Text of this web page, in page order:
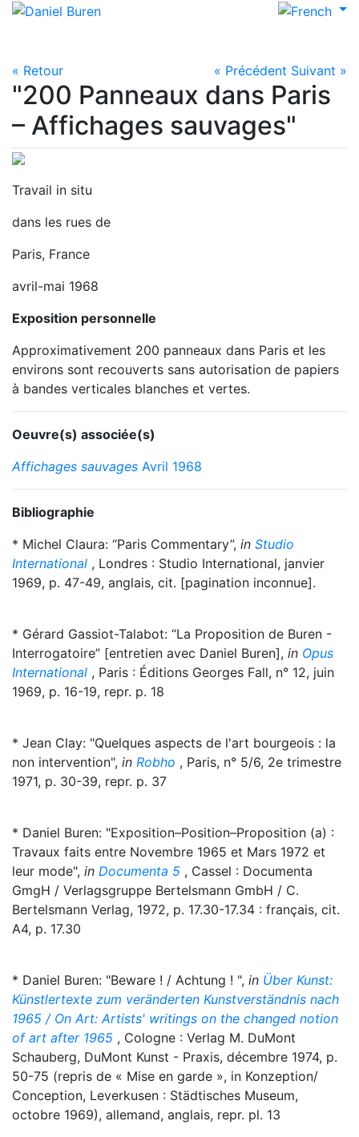
« Retour « Précédent Suivant »
"200 Panneaux dans Paris
– Affichages sauvages"
Travail in situ
dans les rues de
Paris, France
avril-mai 1968
Exposition personnelle
Approximativement 200 panneaux dans Paris et les
environs sont recouverts sans autorisation de papiers
à bandes verticales blanches et vertes.
Oeuvre(s) associée(s)
Affichages sauvages Avril 1968
Bibliographie
* Michel Claura: “Paris Commentary”, in Studio
International , Londres : Studio International, janvier
1969, p. 47-49, anglais, cit. [pagination inconnue].
* Gérard Gassiot-Talabot: “La Proposition de Buren -
Interrogatoire” [entretien avec Daniel Buren], in Opus
International , Paris : Éditions Georges Fall, n° 12, juin
1969, p. 16-19, repr. p. 18
* Jean Clay: "Quelques aspects de l'art bourgeois : la
non intervention", in Robho , Paris, n° 5/6, 2e trimestre
1971, p. 30-39, repr. p. 37
* Daniel Buren: "Exposition–Position–Proposition (a) :
Travaux faits entre Novembre 1965 et Mars 1972 et
leur mode", in Documenta 5 , Cassel : Documenta
GmgH / Verlagsgruppe Bertelsmann GmbH / C.
Bertelsmann Verlag, 1972, p. 17.30-17.34 : français, cit.
A4, p. 17.30
* Daniel Buren: "Beware ! / Achtung ! ", in Über Kunst:
Künstlertexte zum veränderten Kunstverständnis nach
1965 / On Art: Artists' writings on the changed notion
of art after 1965 , Cologne : Verlag M. DuMont
Schauberg, DuMont Kunst - Praxis, décembre 1974, p.
50-75 (repris de « Mise en garde », in Konzeption/
Conception, Leverkusen : Städtisches Museum,
octobre 1969), allemand, anglais, repr. pl. 13